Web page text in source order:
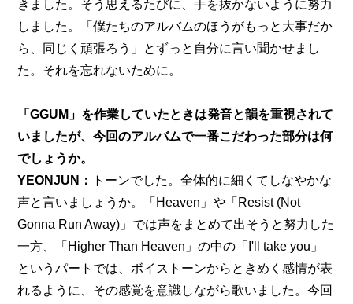
きました。そう思えるたびに、手を抜かないように努力
しました。「僕たちのアルバムのほうがもっと大事だか
ら、同じく頑張ろう」とずっと自分に言い聞かせまし
た。それを忘れないために。
「GGUM」を作業していたときは発音と韻を重視されて
いましたが、今回のアルバムで一番こだわった部分は何
でしょうか。
YEONJUN：
トーンでした。全体的に細くてしなやかな
声と言いましょうか。「Heaven」や「Resist (Not
Gonna Run Away)」では声をまとめて出そうと努力した
一方、「Higher Than Heaven」の中の「I'll take you」
というパートでは、ボイストーンからときめく感情が表
れるように、その感覚を意識しながら歌いました。今回